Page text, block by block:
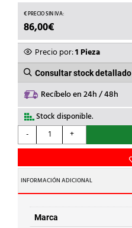
86,00€
Precio por:1 Pieza
Consultar stock detallado
Recíbelo en 24h / 48h
Stock disponible.
-
INSTRUMENTS
MULTIMETRO
No.DIG.G45
ESCALA
AUT.CAT.VI-
cantidad
+
INFORMACIÓN ADICIONAL
Marca